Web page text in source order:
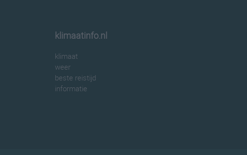
klimaatinfo.nl
klimaat
weer
beste reistijd
informatie